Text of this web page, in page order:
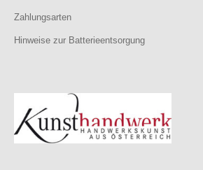
Zahlungsarten
Hinweise zur Batterieentsorgung